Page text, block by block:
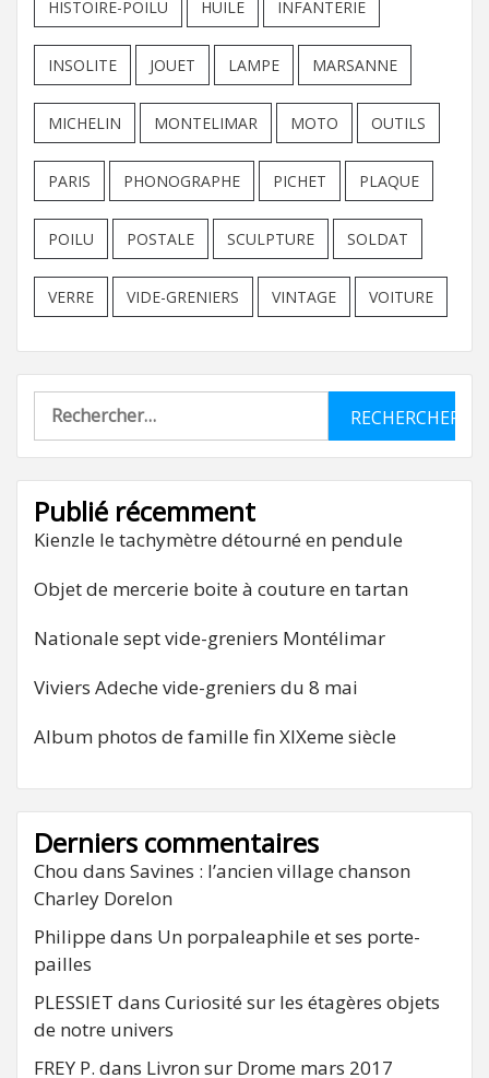
HISTOIRE-POILU HUILE INFANTERIE
INSOLITE JOUET LAMPE MARSANNE
MICHELIN MONTELIMAR MOTO OUTILS
PARIS PHONOGRAPHE PICHET PLAQUE
POILU POSTALE SCULPTURE SOLDAT
VERRE VIDE-GRENIERS VINTAGE VOITURE
Rechercher :
Publié récemment
Kienzle le tachymètre détourné en pendule
Objet de mercerie boite à couture en tartan
Nationale sept vide-greniers Montélimar
Viviers Adeche vide-greniers du 8 mai
Album photos de famille fin XIXeme siècle
Derniers commentaires
Chou dans Savines : l’ancien village chanson
Charley Dorelon
Philippe dans Un porpaleaphile et ses porte-
pailles
PLESSIET dans Curiosité sur les étagères objets
de notre univers
FREY P. dans Livron sur Drome mars 2017